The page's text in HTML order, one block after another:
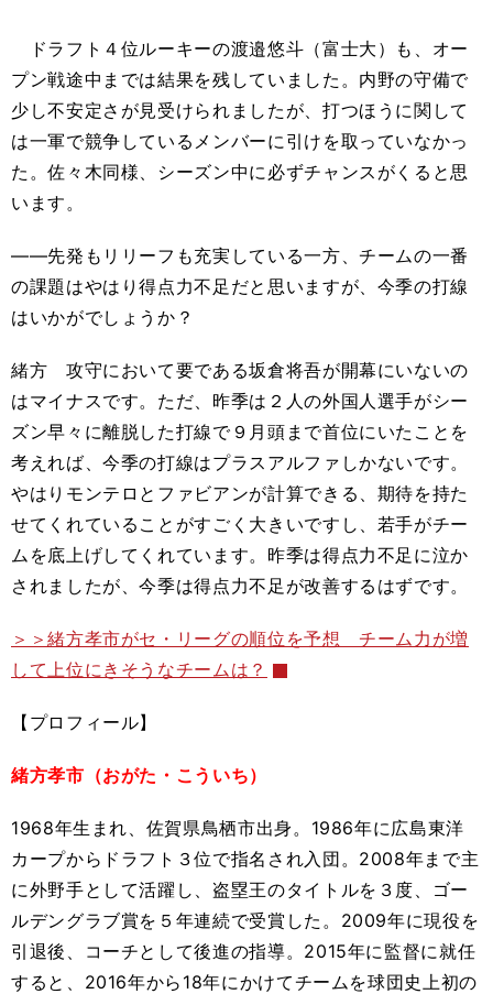
ドラフト４位ルーキーの渡邉悠斗（富士大）も、オー
プン戦途中までは結果を残していました。内野の守備で
少し不安定さが見受けられましたが、打つほうに関して
は一軍で競争しているメンバーに引けを取っていなかっ
た。佐々木同様、シーズン中に必ずチャンスがくると思
います。
――先発もリリーフも充実している一方、チームの一番
の課題はやはり得点力不足だと思いますが、今季の打線
はいかがでしょうか？
緒方 攻守において要である坂倉将吾が開幕にいないの
はマイナスです。ただ、昨季は２人の外国人選手がシー
ズン早々に離脱した打線で９月頭まで首位にいたことを
考えれば、今季の打線はプラスアルファしかないです。
やはりモンテロとファビアンが計算できる、期待を持た
せてくれていることがすごく大きいですし、若手がチー
ムを底上げしてくれています。昨季は得点力不足に泣か
されましたが、今季は得点力不足が改善するはずです。
＞＞緒方孝市がセ・リーグの順位を予想 チーム力が増
して上位にきそうなチームは？
【プロフィール】
緒方孝市（おがた・こういち）
1968年生まれ、佐賀県鳥栖市出身。1986年に広島東洋
カープからドラフト３位で指名され入団。2008年まで主
に外野手として活躍し、盗塁王のタイトルを３度、ゴー
ルデングラブ賞を５年連続で受賞した。2009年に現役を
引退後、コーチとして後進の指導。2015年に監督に就任
すると、2016年から18年にかけてチームを球団史上初の